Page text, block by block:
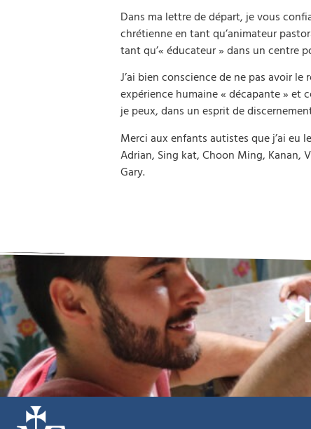
Dans ma lettre de départ, je vous
chrétienne en tant qu’animateur
tant qu’« éducateur » dans un centre
J’ai bien conscience de ne pas avoir
expérience humaine « décapante » et
je peux, dans un esprit de
Merci aux enfants autistes que j’ai eu
Adrian, Sing kat, Choon Ming, Kanan,
Gary.